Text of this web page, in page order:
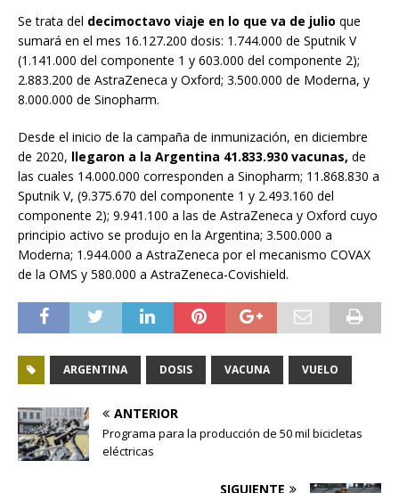
Se trata del decimoctavo viaje en lo que va de julio que
sumará en el mes 16.127.200 dosis: 1.744.000 de Sputnik V
(1.141.000 del componente 1 y 603.000 del componente 2);
2.883.200 de AstraZeneca y Oxford; 3.500.000 de Moderna, y
8.000.000 de Sinopharm.
Desde el inicio de la campaña de inmunización, en diciembre
de 2020, llegaron a la Argentina 41.833.930 vacunas, de
las cuales 14.000.000 corresponden a Sinopharm; 11.868.830 a
Sputnik V, (9.375.670 del componente 1 y 2.493.160 del
componente 2); 9.941.100 a las de AstraZeneca y Oxford cuyo
principio activo se produjo en la Argentina; 3.500.000 a
Moderna; 1.944.000 a AstraZeneca por el mecanismo COVAX
de la OMS y 580.000 a AstraZeneca-Covishield.
ARGENTINA DOSIS VACUNA VUELO
ANTERIOR
Programa para la producción de 50 mil bicicletas
eléctricas
SIGUIENTE